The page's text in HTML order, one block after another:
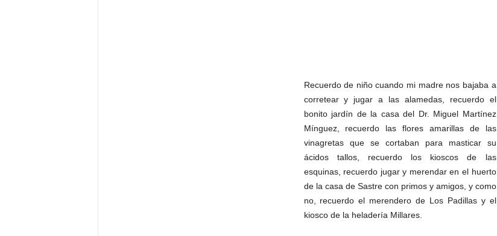
Recuerdo de niño cuando mi madre nos bajaba a
corretear y jugar a las alamedas, recuerdo el
bonito jardín de la casa del Dr. Miguel Martínez
Mínguez, recuerdo las flores amarillas de las
vinagretas que se cortaban para masticar su
ácidos tallos, recuerdo los kioscos de las
esquinas, recuerdo jugar y merendar en el huerto
de la casa de Sastre con primos y amigos, y como
no, recuerdo el merendero de Los Padillas y el
kiosco de la heladería Millares.